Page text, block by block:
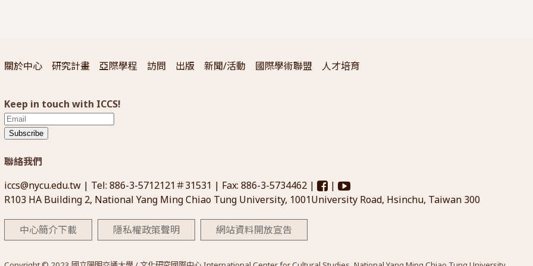
關於中心 研究計畫 亞際學程 訪問 出版 新聞/活動 國際學術聯盟 人才培育
Keep in touch with ICCS!
Subscribe
聯絡我們
iccs@nycu.edu.tw | Tel: 886-3-5712121＃31531 | Fax: 886-3-5734462 |
|
R103 HA Building 2, National Yang Ming Chiao Tung University, 1001University Road, Hsinchu, Taiwan 300
中心簡介下載 隱私權政策聲明 網站資料開放宣告